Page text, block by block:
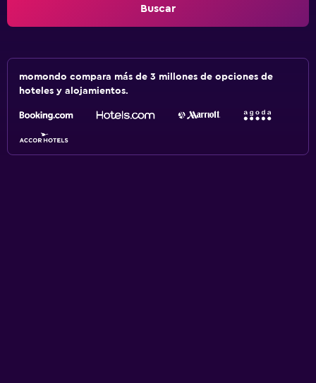
Buscar
momondo compara más de 3 millones de opciones de
hoteles y alojamientos.